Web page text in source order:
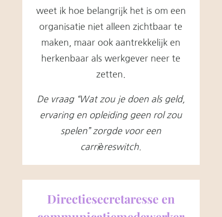
weet ik hoe belangrijk het is om een
organisatie niet alleen zichtbaar te
maken, maar ook aantrekkelijk en
herkenbaar als werkgever neer te
zetten.
De vraag “Wat zou je doen als geld,
ervaring en opleiding geen rol zou
spelen” zorgde voor een
carrièreswitch.
Directiesecretaresse en